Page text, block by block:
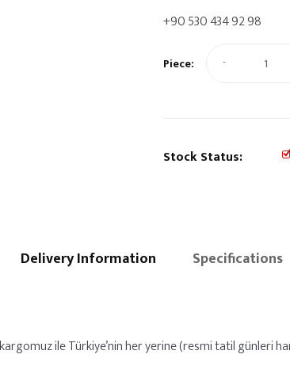
+90 530 434 92 98
Piece: -
Stock Status:
Delivery Information Specifications
ile Türkiye’nin her yerine (resmi tatil günleri